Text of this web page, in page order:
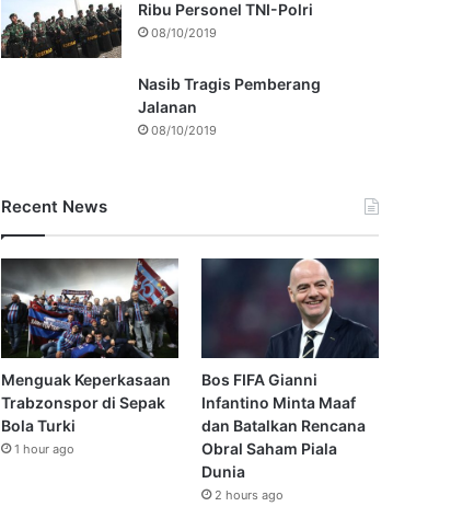
Ribu Personel TNI-Polri
08/10/2019
Nasib Tragis Pemberang
Jalanan
08/10/2019
Recent News
Menguak Keperkasaan
Trabzonspor di Sepak
Bola Turki
1 hour ago
Bos FIFA Gianni
Infantino Minta Maaf
dan Batalkan Rencana
Obral Saham Piala
Dunia
2 hours ago